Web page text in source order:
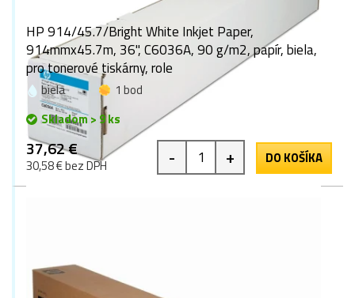
HP 914/45.7/Bright White Inkjet Paper,
914mmx45.7m, 36", C6036A, 90 g/m2, papír, biela,
pro tonerové tiskárny, role
biela
1 bod
Skladom > 9 ks
37,62 €
30,58 € bez DPH - + DO KOŠÍKA